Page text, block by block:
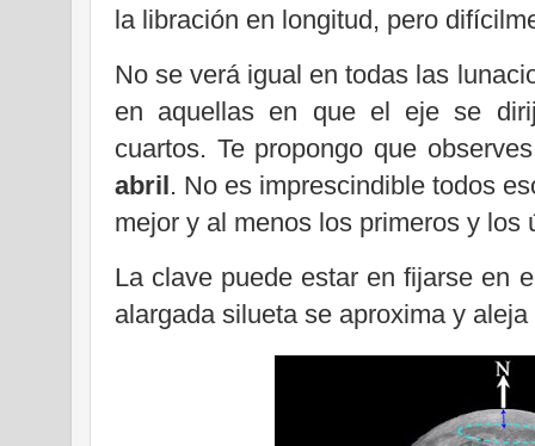
la libración en longitud, pero
No se verá igual en todas las
en aquellas en que el eje se
cuartos. Te propongo que
abril. No es imprescindible todos
mejor y al menos los primeros y los
La clave puede estar en fijarse en
alargada silueta se aproxima y